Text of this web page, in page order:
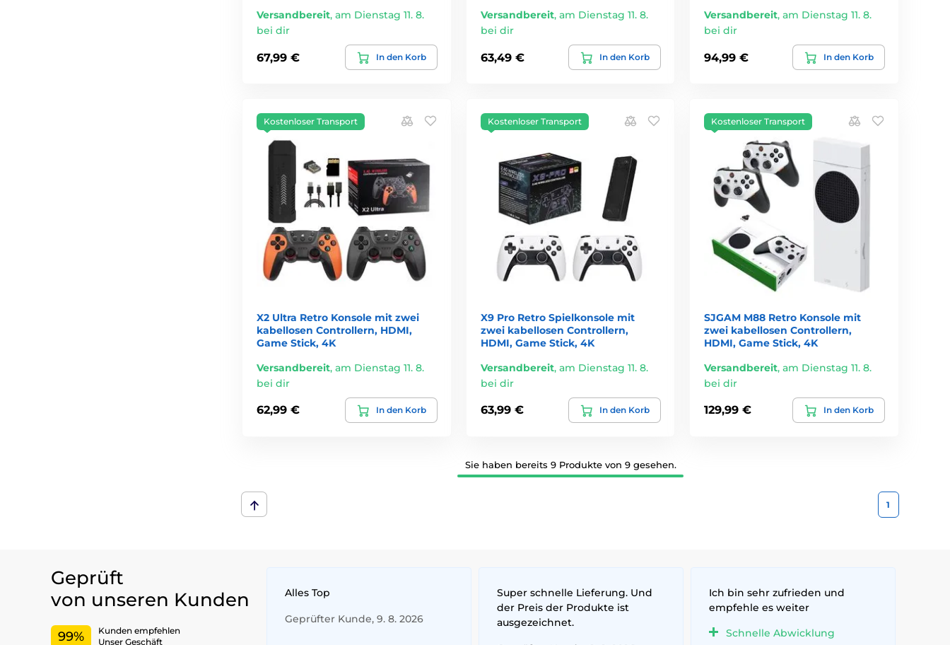
Versandbereit, am Dienstag 11. 8.
bei dir
67,99 € In den Korb
Versandbereit, am Dienstag 11. 8.
bei dir
63,49 € In den Korb
Versandbereit,am Dienstag 11. 8.
bei dir
94,99 € In den Korb
Kostenloser Transport
X2 Ultra Retro Konsole mit zwei
kabellosen Controllern, HDMI,
Game Stick, 4K
Versandbereit, am Dienstag 11. 8.
bei dir
62,99 € In den Korb
Kostenloser Transport
X9 Pro Retro Spielkonsole mit
zwei kabellosen Controllern,
HDMI, Game Stick, 4K
Versandbereit, am Dienstag 11. 8.
bei dir
63,99 € In den Korb
Kostenloser Transport
SJGAM M88 Retro Konsole mit
zwei kabellosen Controllern,
HDMI, Game Stick, 4K
Versandbereit,am Dienstag 11. 8.
bei dir
129,99 € In den Korb
Sie haben bereits 9 Produkte von 9 gesehen.
1
Geprüft
von unseren Kunden
99%
Kunden empfehlen
Unser Geschäft
Alles Top
Geprüfter Kunde, 9. 8. 2026
Super schnelle Lieferung. Und
der Preis der Produkte ist
ausgezeichnet.
Ich bin sehr zufrieden und
empfehle es weiter
Schnelle Abwicklung